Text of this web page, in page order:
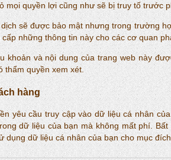
mọi quyền lợi cũng như sẽ bị truy tố trước
sẽ được bảo mật nhưng trong trường
những thông tin này cho các cơ quan
khoản và nội dung của trang web này
thẩm quyền xem xét.
hàng
yêu cầu truy cập vào dữ liệu cá nhân
dữ liệu của bạn mà không mất phí.
dụng dữ liệu cá nhân của bạn cho mục đích